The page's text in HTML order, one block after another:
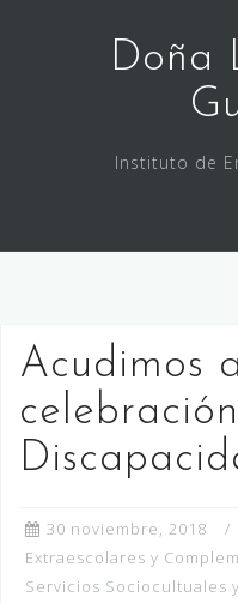
Doña
Instituto de
Acudimos
30 noviembre, 2018
Extraescolares y
Servicios Sociocultuales